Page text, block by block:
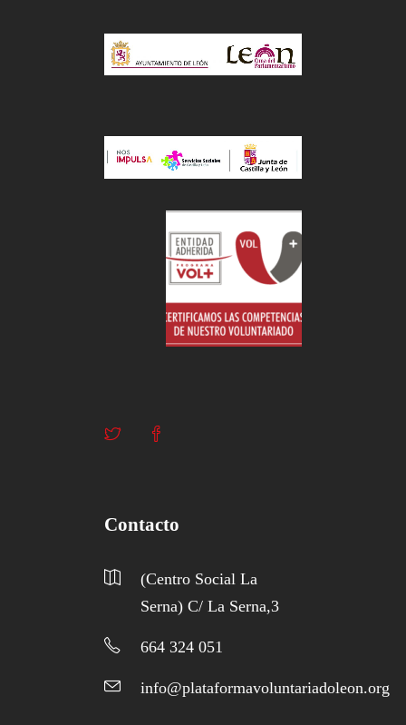
Contacto
(Centro Social La
Serna) C/ La Serna,3
664 324 051
info@plataformavoluntariadoleon.org